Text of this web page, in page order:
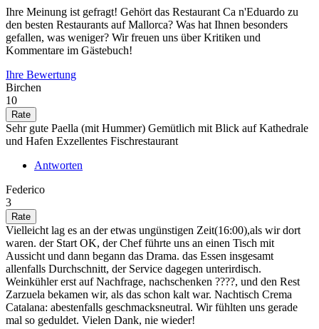
Ihre Meinung ist gefragt! Gehört das Restaurant Ca n'Eduardo zu
den besten Restaurants auf Mallorca? Was hat Ihnen besonders
gefallen, was weniger? Wir freuen uns über Kritiken und
Kommentare im Gästebuch!
Ihre Bewertung
Birchen
10
Sehr gute Paella (mit Hummer) Gemütlich mit Blick auf Kathedrale
und Hafen Exzellentes Fischrestaurant
Antworten
Federico
3
Vielleicht lag es an der etwas ungünstigen Zeit(16:00),als wir dort
waren. der Start OK, der Chef führte uns an einen Tisch mit
Aussicht und dann begann das Drama. das Essen insgesamt
allenfalls Durchschnitt, der Service dagegen unterirdisch.
Weinkühler erst auf Nachfrage, nachschenken ????, und den Rest
Zarzuela bekamen wir, als das schon kalt war. Nachtisch Crema
Catalana: abestenfalls geschmacksneutral. Wir fühlten uns gerade
mal so geduldet. Vielen Dank, nie wieder!